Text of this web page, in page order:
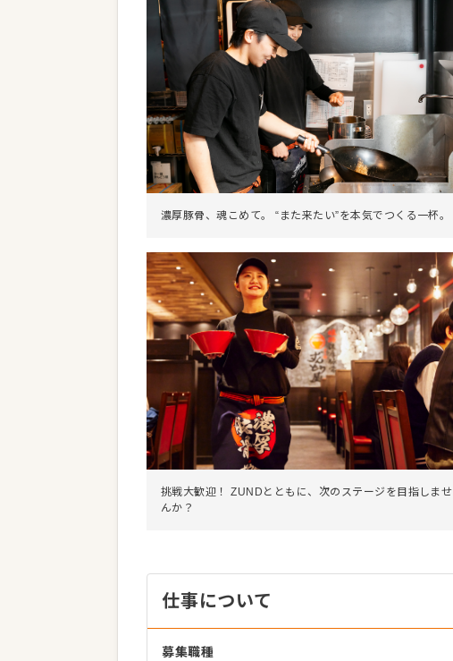
濃厚豚骨、魂こめて。 “また来たい”を本気でつくる一杯。
挑戦大歓迎！ ZUNDとともに、次のステージを目指しませ
んか？
仕事について
募集職種